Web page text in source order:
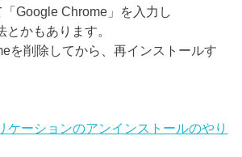
Google Chrome」を入力し
かもあります。
を削除してから、再インストールす
ケーションのアンインストールのやり